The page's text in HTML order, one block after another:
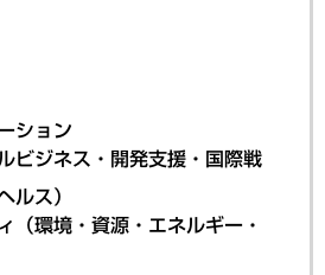
ション
ビジネス・開発支援・国際戦
ルス）
（環境・資源・エネルギー・